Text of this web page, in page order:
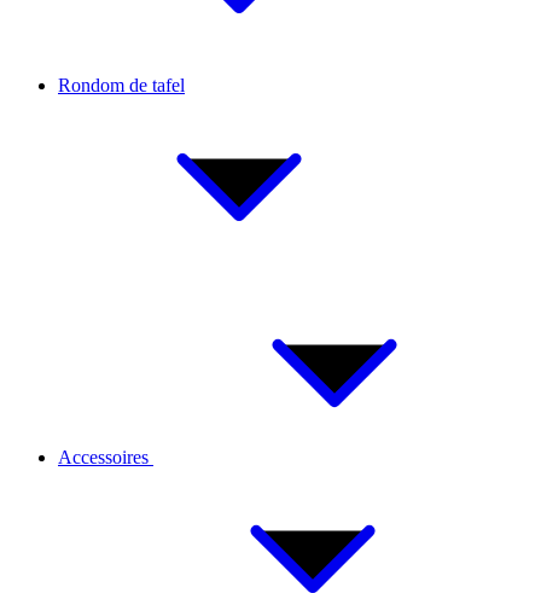
Rondom de tafel
Accessoires